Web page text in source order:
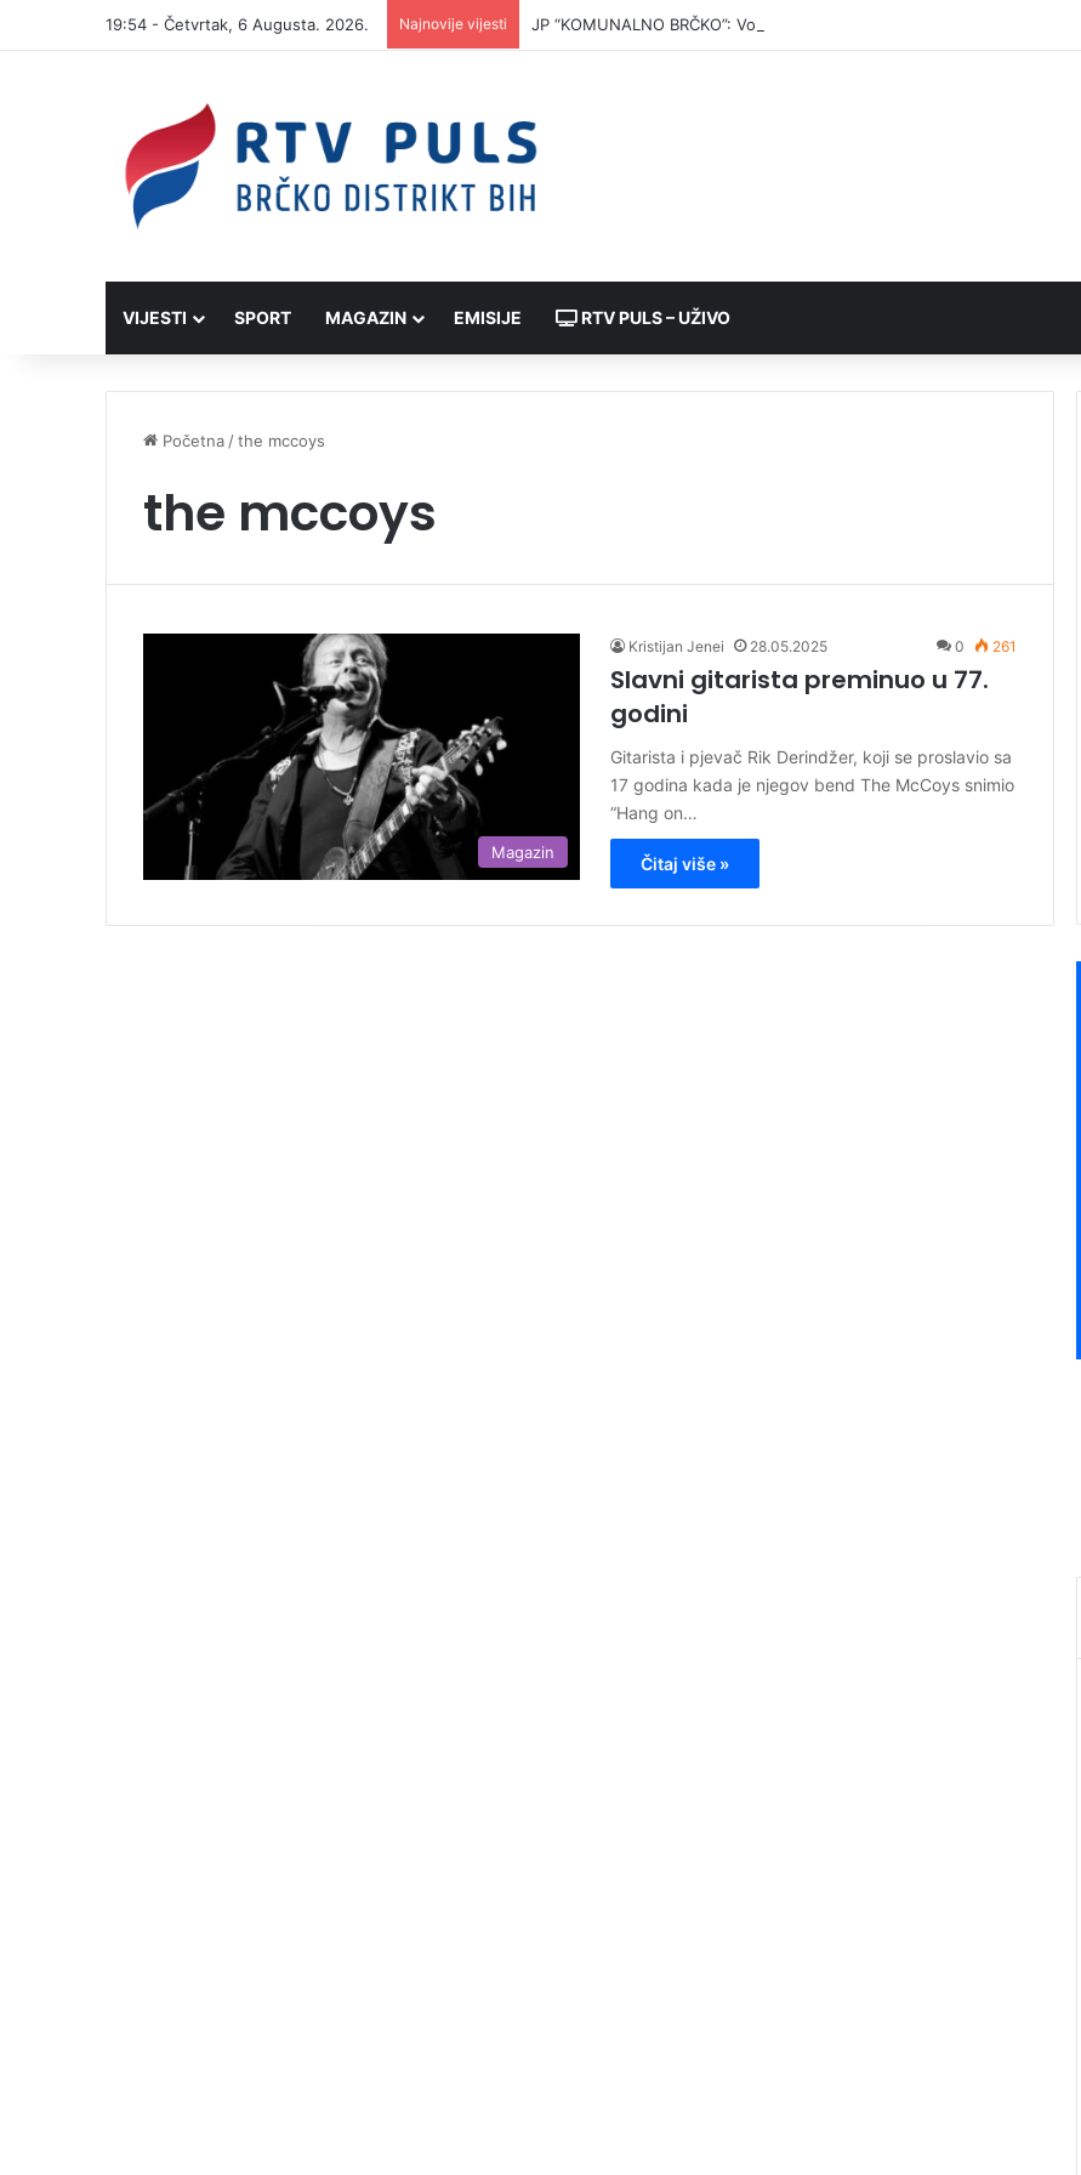
19:54 - Četvrtak, 6 Augusta. 2026. Najnovije vijesti JP “KOMUNALNO BRČKO”: Voda iz rezervoara Gajevi trenutno nije za piće
VIJESTI SPORT MAGAZIN EMISIJE RTV PULS – UŽIVO
Početna /the mccoys
the mccoys
Magazin
Kristijan Jenei 28.05.2025 0 261
Slavni gitarista preminuo u 77.
godini
​Gitarista i pjevač Rik Derindžer, koji se proslavio sa
17 godina kada je njegov bend The McCoys snimio
“Hang on…
Čitaj više »